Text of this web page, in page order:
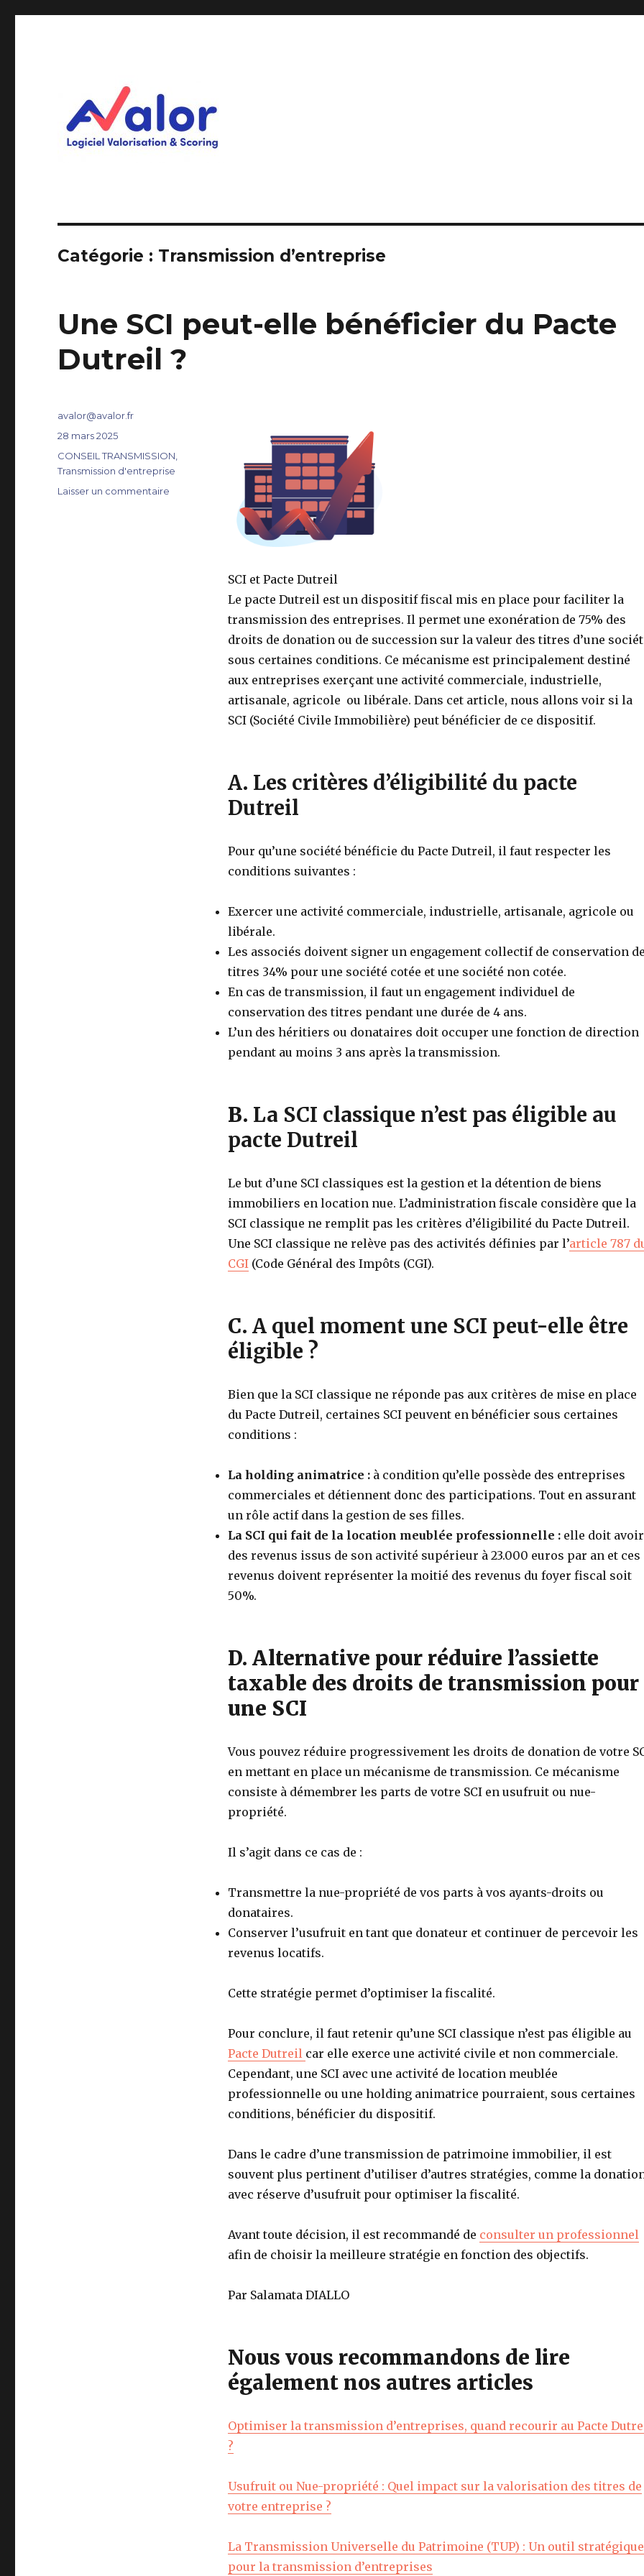
Catégorie : Transmission d’entreprise
Une SCI peut-elle bénéficier du Pacte
Dutreil ?
SCI et Pacte Dutreil
Le pacte Dutreil est un dispositif fiscal mis en place pour faciliter la
transmission des entreprises. Il permet une exonération de 75% des
droits de donation ou de succession sur la valeur des titres d’une
sous certaines conditions. Ce mécanisme est principalement destiné
aux entreprises exerçant une activité commerciale, industrielle,
artisanale, agricole ou libérale. Dans cet article, nous allons voir si la
SCI (Société Civile Immobilière) peut bénéficier de ce dispositif.
A. Les critères d’éligibilité du pacte
Dutreil
Pour qu’une société bénéficie du Pacte Dutreil, il faut respecter les
conditions suivantes :
Exercer une activité commerciale, industrielle, artisanale, agricole ou
libérale.
Les associés doivent signer un engagement collectif de conservation
titres 34% pour une société cotée et une société non cotée.
En cas de transmission, il faut un engagement individuel de
conservation des titres pendant une durée de 4 ans.
L’un des héritiers ou donataires doit occuper une fonction de direction
pendant au moins 3 ans après la transmission.
B. La SCI classique n’est pas éligible au
pacte Dutreil
Le but d’une SCI classiques est la gestion et la détention de biens
immobiliers en location nue. L’administration fiscale considère que la
SCI classique ne remplit pas les critères d’éligibilité du Pacte Dutreil.
Une SCI classique ne relève pas des activités définies par l’article 787
CGI(Code Général des Impôts (CGI).
C. A quel moment une SCI peut-elle être
éligible ?
Bien que la SCI classique ne réponde pas aux critères de mise en place
du Pacte Dutreil, certaines SCI peuvent en bénéficier sous certaines
conditions :
La holding animatrice :à condition qu’elle possède des entreprises
commerciales et détiennent donc des participations. Tout en assurant
un rôle actif dans la gestion de ses filles.
La SCI qui fait de la location meublée professionnelle :elle doit avoir
des revenus issus de son activité supérieur à 23.000 euros par an et ces
revenus doivent représenter la moitié des revenus du foyer fiscal soit
50%.
D. Alternative pour réduire l’assiette
taxable des droits de transmission pour
une SCI
Vous pouvez réduire progressivement les droits de donation de votre
en mettant en place un mécanisme de transmission. Ce mécanisme
consiste à démembrer les parts de votre SCI en usufruit ou nue-
propriété.
Il s’agit dans ce cas de :
Transmettre la nue-propriété de vos parts à vos ayants-droits ou
donataires.
Conserver l’usufruit en tant que donateur et continuer de percevoir les
revenus locatifs.
Cette stratégie permet d’optimiser la fiscalité.
Pour conclure, il faut retenir qu’une SCI classique n’est pas éligible au
Pacte Dutreil car elle exerce une activité civile et non commerciale.
Cependant, une SCI avec une activité de location meublée
professionnelle ou une holding animatrice pourraient, sous certaines
conditions, bénéficier du dispositif.
Dans le cadre d’une transmission de patrimoine immobilier, il est
souvent plus pertinent d’utiliser d’autres stratégies, comme la
avec réserve d’usufruit pour optimiser la fiscalité.
Avant toute décision, il est recommandé de consulter un professionnel
afin de choisir la meilleure stratégie en fonction des objectifs.
Par Salamata DIALLO
Nous vous recommandons de lire
également nos autres articles
Optimiser la transmission d’entreprises, quand recourir au Pacte
?
Usufruit ou Nue-propriété : Quel impact sur la valorisation des titres de
votre entreprise ?
La Transmission Universelle du Patrimoine (TUP) : Un outil stratégique
pour la transmission d’entreprises
Auteur
avalor@avalor.fr
Publié
28 mars 2025
Catégories
CONSEIL TRANSMISSION
Transmission d'entreprise
Laisser un commentaire